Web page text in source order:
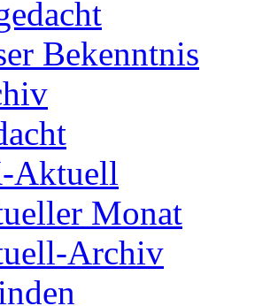
Bekenntnis
Aktuell
Monat
Archiv